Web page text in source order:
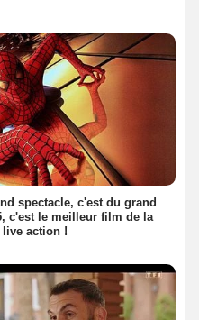
spectacle, c'est du grand
c'est le meilleur film de la
live action !